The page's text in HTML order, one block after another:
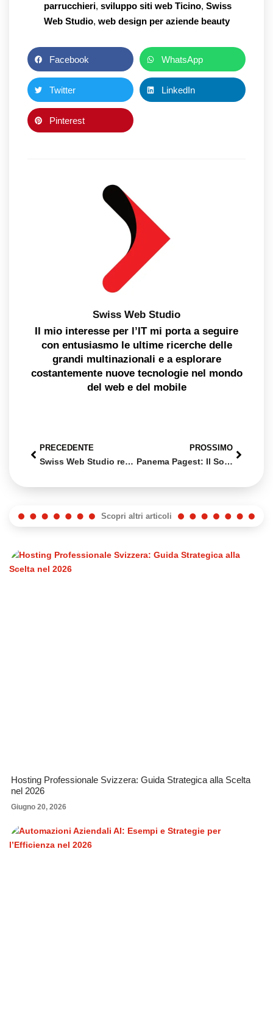
parrucchieri, sviluppo siti web Ticino, Swiss
Web Studio, web design per aziende beauty
Facebook WhatsApp
Twitter LinkedIn
Pinterest
Swiss Web Studio
Il mio interesse per l’IT mi porta a seguire
con entusiasmo le ultime ricerche delle
grandi multinazionali e a esplorare
costantemente nuove tecnologie nel mondo
del web e del mobile
PRECEDENTE
Swiss Web Studio realizza il nuovo sito di Esmeralda Hypnosis: Un Viaggio Digitale nel Benessere Olistico
PROSSIMO
Panema Pagest: Il Software Gestionale per Saloni di Bellezza, Parrucchieri ed Estetisti
Scopri altri articoli
Hosting Professionale Svizzera: Guida Strategica alla Scelta
nel 2026
Giugno 20, 2026